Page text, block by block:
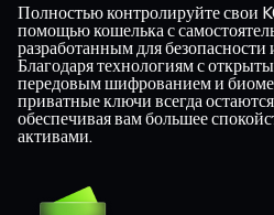
Полностью контролируйте свои
помощью кошелька с
разработанным для безопасности
Благодаря технологиям с
передовым шифрованием и
приватные ключи всегда
обеспечивая вам большее
активами.